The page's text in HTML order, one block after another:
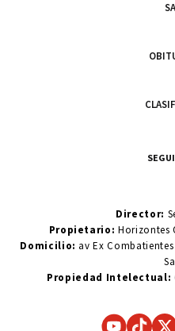
Director:
Propietario:Horizontes
Domicilio: av Ex Combatientes
Propiedad Intelectual: